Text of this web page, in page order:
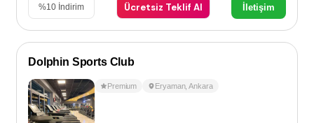
%10 İndirim Ücretsiz Teklif Al İletişim
Dolphin Sports Club
Premium Eryaman,Ankara